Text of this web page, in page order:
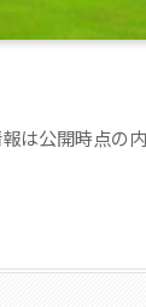
は公開時点の